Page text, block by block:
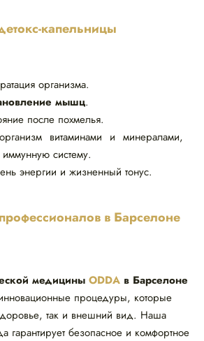
капельницы
организма.
мышц.
после похмелья.
витаминами и минералами,
систему.
энергии и жизненный тонус.
в Барселоне
медицины ODDA в Барселоне
процедуры, которые
так и внешний вид. Наша
гарантирует безопасное и комфортное